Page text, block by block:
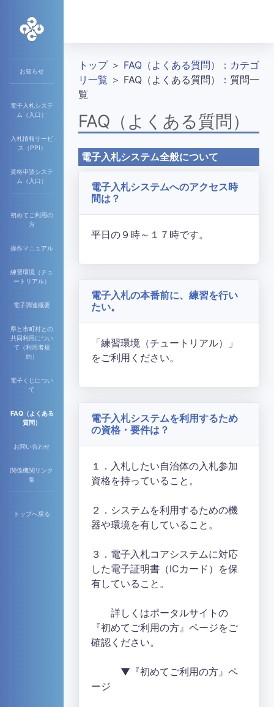
お知らせ
電子入札システ
ム（入口）
入札情報サービ
ス（PPI）
資格申請システ
ム（入口）
初めてご利用の
方
操作マニュアル
練習環境（チュ
ートリアル）
電子調達概要
県と市町村との
共同利用につい
て（利用者規
約）
電子くじについ
て
FAQ（よくある
質問）
お問い合わせ
関係機関リンク
集
トップへ戻る
トップ＞ FAQ（よくある質問）：カテゴ
リ一覧 ＞ FAQ（よくある質問）：質問一
覧
FAQ（よくある質問）
電子入札システム全般について
電子入札システムへのアクセス時
間は？
平日の９時～１７時です。
電子入札の本番前に、練習を行い
たい。
「練習環境（チュートリアル）」
をご利用ください。
電子入札システムを利用するため
の資格・要件は？
１．入札したい自治体の入札参加
資格を持っていること。
２．システムを利用するための機
器や環境を有していること。
３．電子入札コアシステムに対応
した電子証明書（ICカード）を保
有していること。
詳しくはポータルサイトの
『初めてご利用の方』ページをご
確認ください。
▼『初めてご利用の方』ペ
ージ